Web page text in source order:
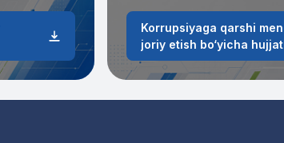
Korrupsiyaga qarshi
joriy etish bo‘yicha